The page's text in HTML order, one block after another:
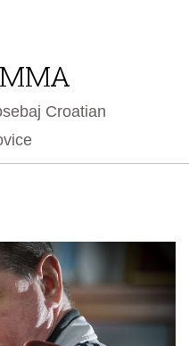
Croatian